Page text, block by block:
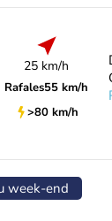
25 km/h
Rafales55 km/h
>80 km/h
week-end